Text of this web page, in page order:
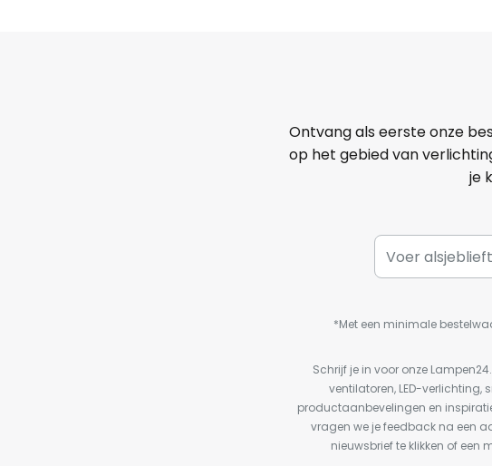
Ontvang als eerste onze
op het gebied van
je
*Met een minimale
Schrijf je in voor onze
ventilatoren, LED-verlichting,
productaanbevelingen en
vragen we je feedback na een
nieuwsbrief te klikken of een